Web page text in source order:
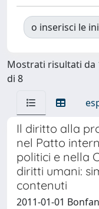
o inserisci le
Mostrati risultati da
di 8
Il diritto alla
nel Patto
politici e nella
diritti umani:
contenuti
2011-01-01